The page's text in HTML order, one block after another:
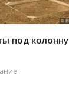
под колонну